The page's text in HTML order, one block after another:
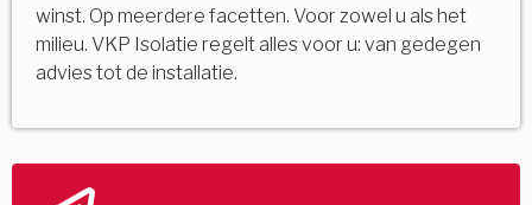
winst. Op meerdere facetten. Voor zowel u als het
milieu. VKP Isolatie regelt alles voor u: van gedegen
advies tot de installatie.